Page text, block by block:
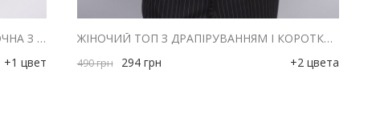
УКОРОЧЕНА ЖІНОЧА ФУТБОЛКА МОЛОЧНА З ДЕКОРАТИВНИМИ ҐУДЗИКАМИ СПЕРЕДУ
+1 цвет
ЖІНОЧИЙ ТОП З ДРАПІРУВАННЯМ І КОРОТКИМИ РУКАВАМИ МОЛОЧНИЙ
490грн 294 грн +2 цвета